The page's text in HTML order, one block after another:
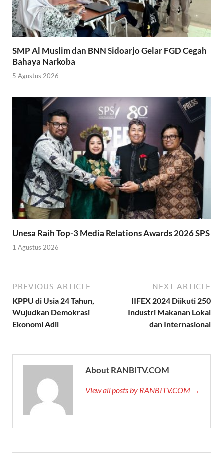
SMP Al Muslim dan BNN Sidoarjo Gelar FGD Cegah
Bahaya Narkoba
5 Agustus 2026
Unesa Raih Top-3 Media Relations Awards 2026 SPS
1 Agustus 2026
PREVIOUS ARTICLE
KPPU di Usia 24 Tahun,
Wujudkan Demokrasi
Ekonomi Adil
NEXT ARTICLE
IIFEX 2024 Diikuti 250
Industri Makanan Lokal
dan Internasional
About RANBITV.COM
View all posts by RANBITV.COM →